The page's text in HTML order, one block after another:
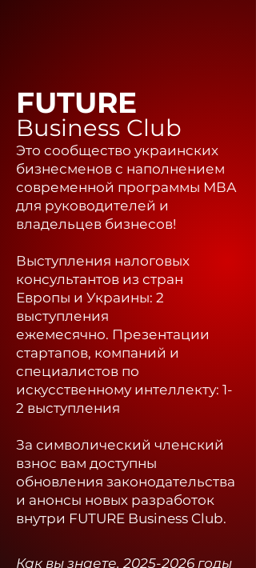
FUTURE
Business Club
Это сообщество украинских
бизнесменов с наполнением
современной программы МВА
для руководителей и
владельцев бизнесов!
Выступления налоговых
консультантов из стран
Европы и Украины: 2
выступления
ежемесячно. Презентации
стартапов, компаний и
специалистов по
искусственному интеллекту: 1-
2 выступления
За символический членский
взнос вам доступны
обновления законодательства
и анонсы новых разработок
внутри FUTURE Business Club.​
Как вы знаете,2025-2026годы